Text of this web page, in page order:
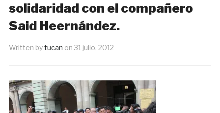
solidaridad con el compañero
Said Heernández.
Written bytucan on 31 julio, 2012